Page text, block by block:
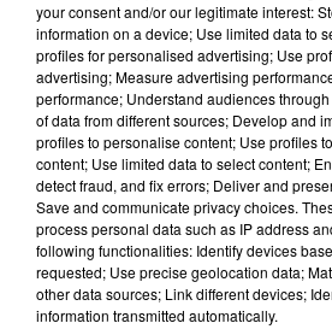
castraise a lancé un appel aux
retrouver les propriétaires de
des objets volés ont été publiés
"Police Nationale du Tarn."
Si vous reconnaissez l'un de vos
connaitre auprès du
63 62 01 20 et demandez le
Les policiers castrais en
appel à la vigilance concernant
rappellent qu’il ne faut pas
your consent and/or our legitimate interest:
information on a device; Use limited data to
profiles for personalised advertising; Use
advertising; Measure advertising
performance; Understand audiences
of data from different sources; Develop and
profiles to personalise content; Use profiles
content; Use limited data to select content;
detect fraud, and fix errors; Deliver and
Save and communicate privacy choices.
process personal data such as IP address
following functionalities: Identify devices
requested; Use precise geolocation data;
other data sources; Link different devices;
information transmitted automatically.